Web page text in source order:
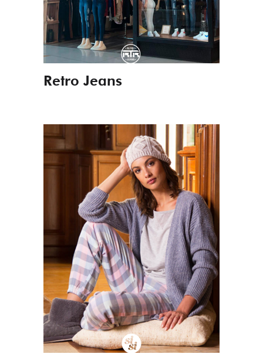
Retro Jeans